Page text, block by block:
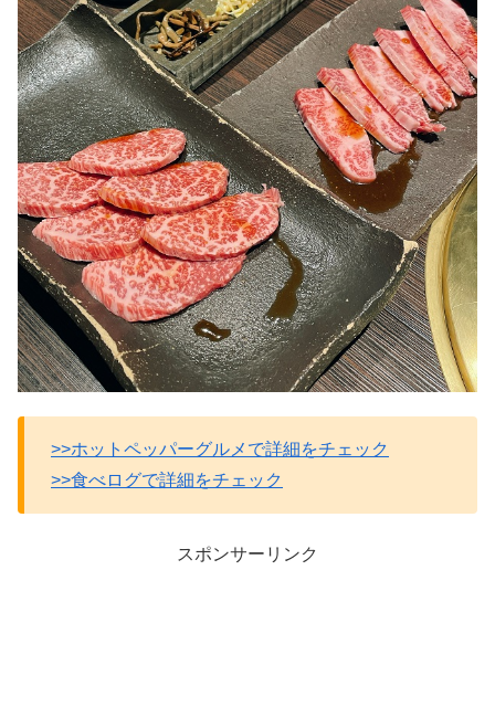
>>ホットペッパーグルメで詳細をチェック
>>食べログで詳細をチェック
スポンサーリンク